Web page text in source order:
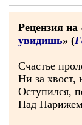
Рецензия на
увидишь» (
Счастье
Ни за
Оступился,
Над